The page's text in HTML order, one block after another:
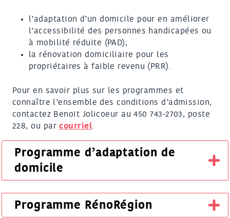
l’adaptation d’un domicile pour en améliorer
l’accessibilité des personnes handicapées ou
à mobilité réduite (PAD);
la rénovation domiciliaire pour les
propriétaires à faible revenu (PRR).
Pour en savoir plus sur les programmes et
connaître l’ensemble des conditions d’admission,
contactez Benoit Jolicoeur au 450 743-2703, poste
228, ou parcourriel.
Programme d’adaptation de
domicile
Programme RénoRégion